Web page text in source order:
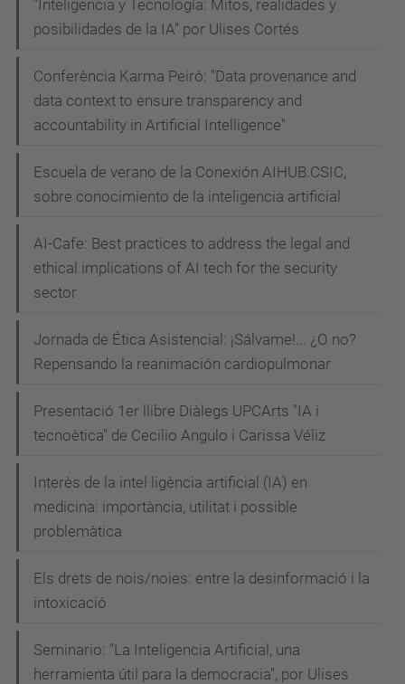
"Inteligencia y Tecnología: Mitos, realidades y
posibilidades de la IA" por Ulises Cortés
Conferència Karma Peiró: "Data provenance and
data context to ensure transparency and
accountability in Artificial Intelligence"
Escuela de verano de la Conexión AIHUB.CSIC,
sobre conocimiento de la inteligencia artificial
AI-Cafe: Best practices to address the legal and
ethical implications of AI tech for the security
sector
Jornada de Ética Asistencial: ¡Sálvame!... ¿O no?
Repensando la reanimación cardiopulmonar
Presentació 1er llibre Diàlegs UPCArts "IA i
tecnoètica" de Cecilio Angulo i Carissa Véliz
Interès de la intel·ligència artificial (IA) en
medicina: importància, utilitat i possible
problemàtica
Els drets de nois/noies: entre la desinformació i la
intoxicació
Seminario: "La Inteligencia Artificial, una
herramienta útil para la democracia", por Ulises